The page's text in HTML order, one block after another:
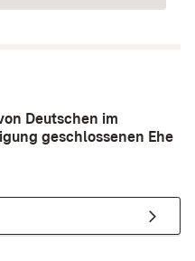
Deutschen im
geschlossenen Ehe